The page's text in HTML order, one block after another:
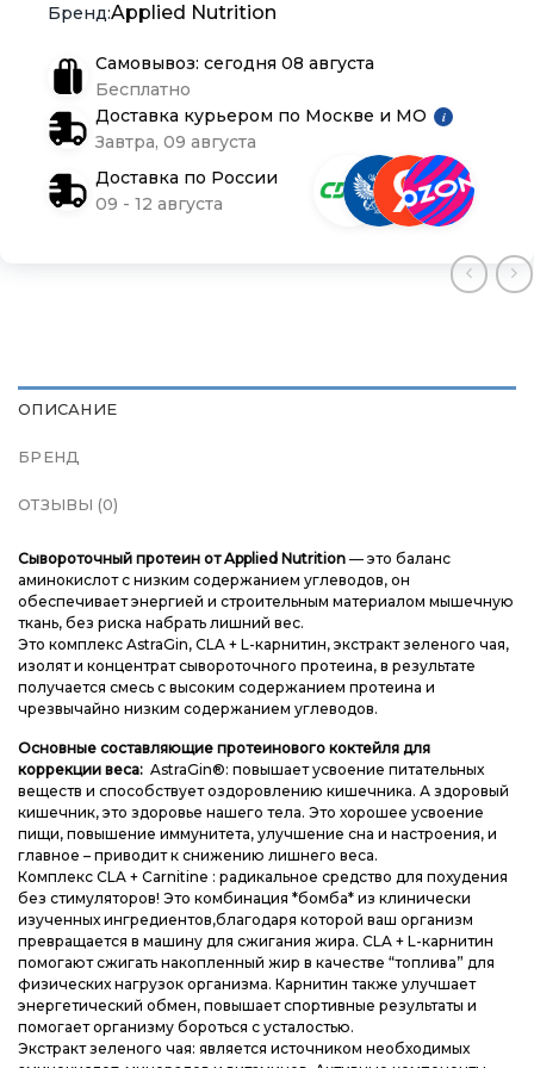
Applied Nutrition
Самовывоз: сегодня 08 августа
Бесплатно
Доставка курьером по Москве и МО
i
Завтра, 09 августа
Доставка по России
09 - 12 августа
ОПИСАНИЕ
БРЕНД
ОТЗЫВЫ (0)
Сывороточный протеин от Applied Nutrition — это баланс
аминокислот с низким содержанием углеводов, он
обеспечивает энергией и строительным материалом мышечную
ткань, без риска набрать лишний вес.
Это комплекс AstraGin, CLA + L-карнитин, экстракт зеленого чая,
изолят и концентрат сывороточного протеина, в результате
получается смесь с высоким содержанием протеина и
чрезвычайно низким содержанием углеводов.
Основные составляющие протеинового коктейля для
коррекции веса: AstraGin®: повышает усвоение питательных
веществ и способствует оздоровлению кишечника. А здоровый
кишечник, это здоровье нашего тела. Это хорошее усвоение
пищи, повышение иммунитета, улучшение сна и настроения, и
главное – приводит к снижению лишнего веса.
Комплекс CLA + Carnitine : радикальное средство для похудения
без стимуляторов! Это комбинация *бомба* из клинически
изученных ингредиентов,благодаря которой ваш организм
превращается в машину для сжигания жира. CLA + L-карнитин
помогают сжигать накопленный жир в качестве “топлива” для
физических нагрузок организма. Карнитин также улучшает
энергетический обмен, повышает спортивные результаты и
помогает организму бороться с усталостью.
Экстракт зеленого чая: является источником необходимых
Контакты
Доставка и оплата
Контакты
Доставка и оплата
Контакты
Доставка и оплата